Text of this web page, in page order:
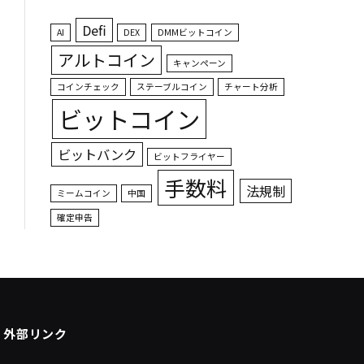
AI Defi DEX DMMビットコイン
アルトコイン
キャンペーン
コインチェック
ステーブルコイン チャート分析
ビットコイン
ビットバンク ビットフライヤー
ミームコイン 中国 手数料 法規制
確定申告
外部リンク